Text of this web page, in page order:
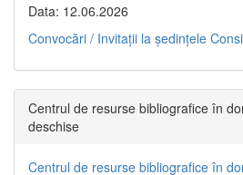
Data: 12.06.2026
Convocări / Invitaţii la şedinţele
Centrul de resurse bibliografice în
deschise
Centrul de resurse bibliografice în